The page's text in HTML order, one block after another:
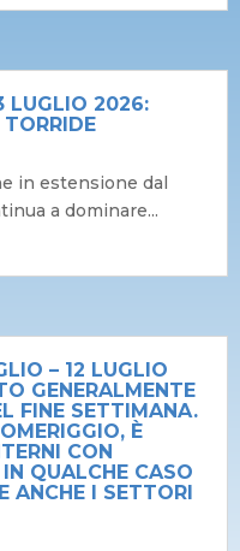
LUGLIO 2026:
in estensione dal
a dominare...
– 12 LUGLIO
GENERALMENTE
FINE SETTIMANA.
È
CON
QUALCHE CASO
ANCHE I SETTORI